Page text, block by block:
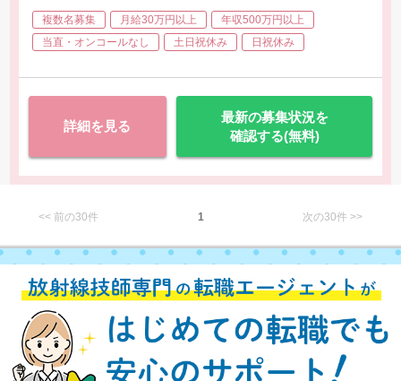
＜具体的には＞
治験の計画書・報告書等の書類作成
治験のスケジュール・進捗管理
医療機関に訪問しカルテ閲覧の実施 等々
複数名募集 月給30万円以上
年収500万円以上
当直・オンコールなし
土日祝休み 日祝休み
詳細を見る
最新の募集状況を
確認する(無料)
<< 前の30件 1 次の30件 >>